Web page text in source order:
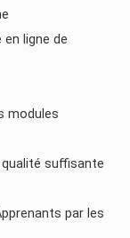
ligne de
modules
suffisante
par les